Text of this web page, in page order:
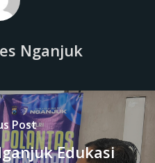
Nganjuk
Post
Edukasi